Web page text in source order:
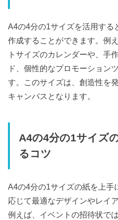
A4の4分の1サイズを活用する
作成することができます。例
トサイズのカレンダーや、手
ド、個性的なプロモーション
す。このサイズは、創造性を
キャンバスとなります。
A4の4分の1サイズ
るコツ
A4の4分の1サイズの紙を上手
応じて最適なデザインやレイ
例えば、イベントの招待状で